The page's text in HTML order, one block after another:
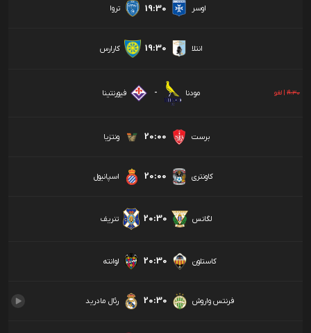
اوسر 19:30 تروا
انتلا 19:30 کارارس
19:30 لغو مودنا - فیورنتینا
برست 20:00 ونتزیا
کاونتری 20:00 اسپانیول
لگانس 20:30 تنریف
کاستلون 20:30 لوانته
فرنتس واروش 20:30 رئال مادرید